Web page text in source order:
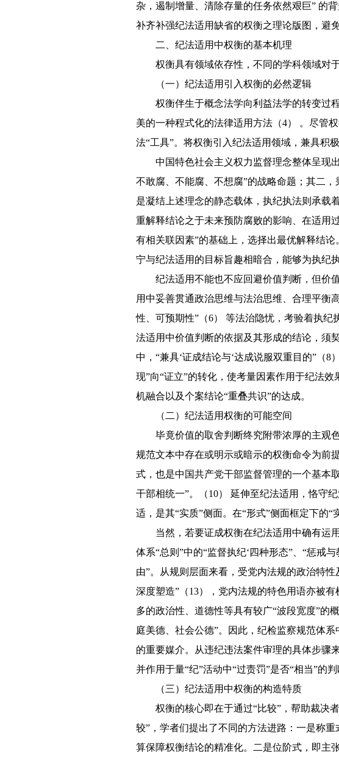
杂，遏制增量、清除存量的任务依然艰巨” 的
补齐补强纪法适用缺省的权衡之理论版图，避
二、纪法适用中权衡的基本机理
权衡具有领域依存性，不同的学科领域对
（一）纪法适用引入权衡的必然逻辑
权衡伴生于概念法学向利益法学的转变过
美的一种程式化的法律适用方法（4） 。尽管
法“工具”。将权衡引入纪法适用领域，兼具积
中国特色社会主义权力监督理念整体呈现
不敢腐、不能腐、不想腐”的战略命题；其二
是凝结上述理念的静态载体，执纪执法则承载
重解释结论之于未来预防腐败的影响、在适用
有相关联因素”的基础上，选择出最优解释结
宁与纪法适用的目标旨趣相暗合，能够为执纪
纪法适用不能也不应回避价值判断，但价
用中妥善贯通政治思维与法治思维、合理平衡
性、可预期性”（6） 等法治隐忧，考验着执
法适用中价值判断的依据及其形成的结论，须
中，“兼具‘证成结论与‘达成说服双重目的”（
现”向“证立”的转化，使考量因素作用于纪法
机融合以及个案结论“重叠共识”的达成。
（二）纪法适用权衡的可能空间
毕竟价值的取舍判断终究附带浓厚的主观
规范文本中存在或明示或暗示的权衡命令为前
式，也是中国共产党干部监督管理的一个基本
干部相统一”。（10） 延伸至纪法适用，恪守
适，是其“实质”侧面。在“形式”侧面框定下的“
当然，若要证成权衡在纪法适用中确有运
体系“总则”中的“监督执纪‘四种形态”、“惩戒
由”。从规则层面来看，受党内法规的政治特
深度塑造”（13），党内法规的特色用语亦被
多的政治性、道德性等具有较广“波段宽度”的
庭美德、社会公德”。因此，纪检监察规范体
的重要媒介。从违纪违法案件审理的具体步骤
并作用于量“纪”活动中“过责罚”是否“相当”的
（三）纪法适用中权衡的构造特质
权衡的核心即在于通过“比较”，帮助裁决
较”，学者们提出了不同的方法进路：一是称
算保障权衡结论的精准化。二是位阶式，即主